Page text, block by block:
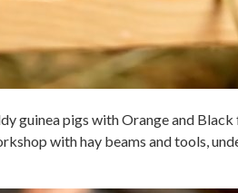
guinea pigs with Orange and Black
with hay beams and tools,